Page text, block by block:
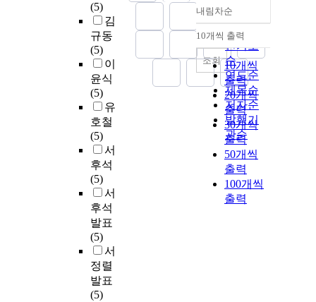
(5)
김
규동
(5)
이
윤식
(5)
유
호철
(5)
서
후석
(5)
서
후석
발표
(5)
서
정렬
발표
(5)
정확도
순
인기도
순
연도순
제목순
저자순
발행기
관순
내림차순
내림차순
10개씩 출력
10개씩
출력
20개씩
출력
30개씩
출력
50개씩
출력
100개씩
출력
조회